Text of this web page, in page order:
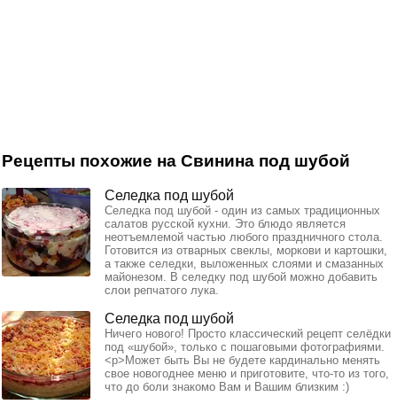
Рецепты похожие на Свинина под шубой
Селедка под шубой
Селедка под шубой - один из самых традиционных
салатов русской кухни. Это блюдо является
неотъемлемой частью любого праздничного стола.
Готовится из отварных свеклы, моркови и картошки,
а также селедки, выложенных слоями и смазанных
майонезом. В селедку под шубой можно добавить
слои репчатого лука.
Селедка под шубой
Ничего нового! Просто классический рецепт селёдки
под «шубой», только с пошаговыми фотографиями.
<p>Может быть Вы не будете кардинально менять
свое новогоднее меню и приготовите, что-то из того,
что до боли знакомо Вам и Вашим близким :)